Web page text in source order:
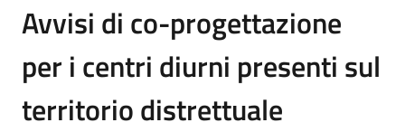
Avvisi di co-progettazione
per i centri diurni presenti sul
territorio distrettuale